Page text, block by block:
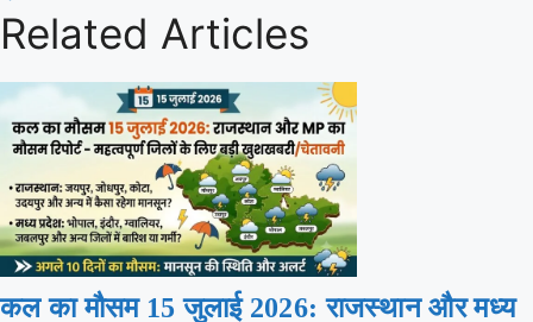
Related Articles
कल का मौसम 15 जुलाई 2026: राजस्थान और मध्य